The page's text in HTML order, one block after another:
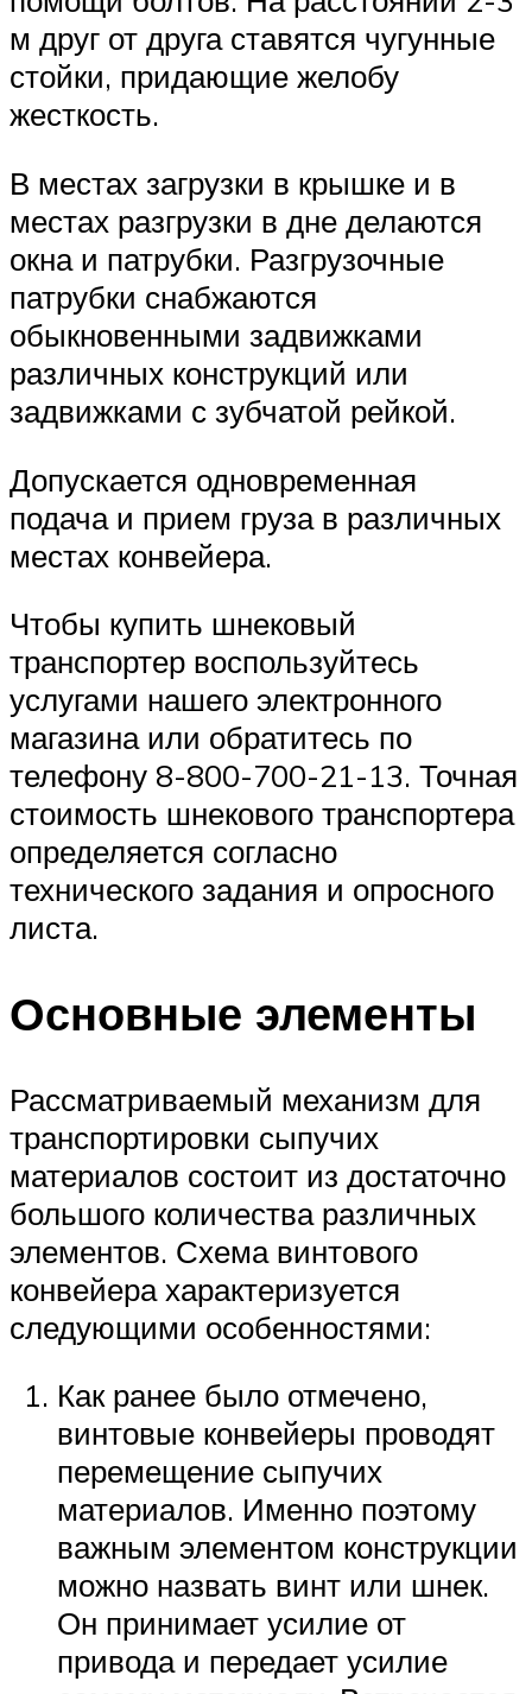
м друг от друга ставятся чугунные
стойки, придающие желобу
жесткость.
В местах загрузки в крышке и в
местах разгрузки в дне делаются
окна и патрубки. Разгрузочные
патрубки снабжаются
обыкновенными задвижками
различных конструкций или
задвижками с зубчатой рейкой.
Допускается одновременная
подача и прием груза в различных
местах конвейера.
Чтобы купить шнековый
транспортер воспользуйтесь
услугами нашего электронного
магазина или обратитесь по
телефону 8-800-700-21-13. Точная
стоимость шнекового транспортера
определяется согласно
технического задания и опросного
листа.
Основные элементы
Рассматриваемый механизм для
транспортировки сыпучих
материалов состоит из достаточно
большого количества различных
элементов. Схема винтового
конвейера характеризуется
следующими особенностями:
Как ранее было отмечено,
винтовые конвейеры проводят
перемещение сыпучих
материалов. Именно поэтому
важным элементом конструкции
можно назвать винт или шнек.
Он принимает усилие от
привода и передает усилие